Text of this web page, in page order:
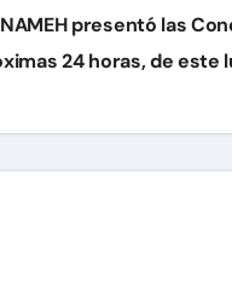
presentó las
24 horas, de este